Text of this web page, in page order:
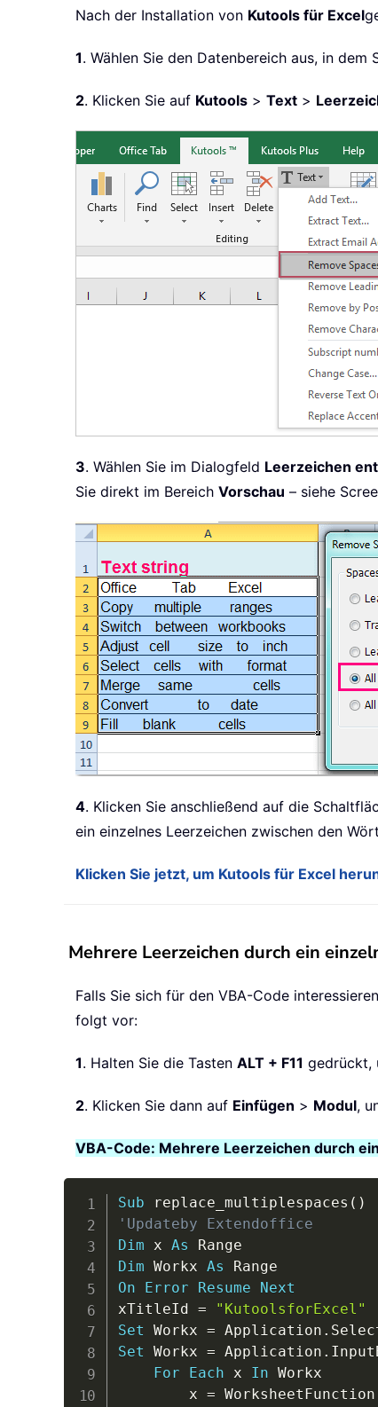
Nach der Installation von Kutools für Excel
1. Wählen Sie den Datenbereich aus, in
2. Klicken Sie auf Kutools > Text >
3. Wählen Sie im Dialogfeld Leerzeichen
Sie direkt im Bereich Vorschau – siehe
4. Klicken Sie anschließend auf die
ein einzelnes Leerzeichen zwischen den
Klicken Sie jetzt, um Kutools für Excel
Mehrere Leerzeichen durch ein
Falls Sie sich für den VBA-Code
folgt vor:
1. Halten Sie die Tasten ALT + F11 gedrückt,
2. Klicken Sie dann auf Einfügen > Modul,
VBA-Code: Mehrere Leerzeichen durch
Sub replace_multiplespaces ( )
'Updateby Extendoffice
Dim x As
Dim Workx As
On
Error Resume
Next
xTitleId =
"KutoolsforExcel"
Set Workx = Application .
Set Workx = Application .
For
Each x In Workx
        x
= WorksheetFunction